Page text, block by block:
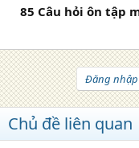
85 Câu hỏi ôn tập
Đăng
Chủ đề liên quan